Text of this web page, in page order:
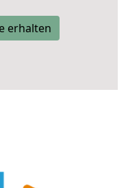
erhalten